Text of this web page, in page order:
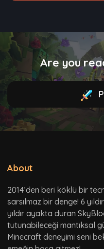
Are you
About
2014’den beri köklü bir
sarsılmaz bir denge! 6
yıldır ayakta duran
tutunabileceği mantıksal
Minecraft deneyimi seni